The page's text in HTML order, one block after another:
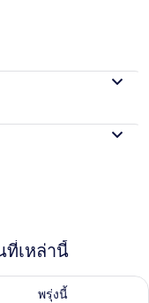
ที่เหล่านี้
- ส.ค. 8พรุ่งนี้
บจำนวนห้องพักว่างใน